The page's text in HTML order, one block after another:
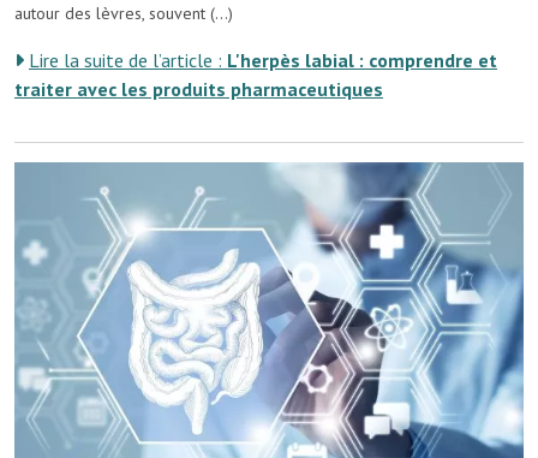
autour des lèvres, souvent (...)
Lire la suite de l’article : L'herpès labial : comprendre et
traiter avec les produits pharmaceutiques